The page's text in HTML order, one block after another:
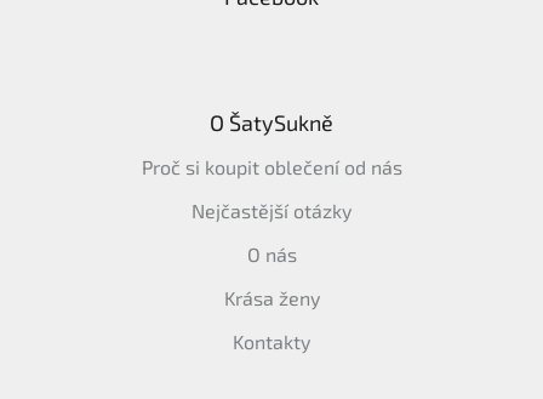
O ŠatySukně
Proč si koupit oblečení od nás
Nejčastější otázky
O nás
Krása ženy
Kontakty